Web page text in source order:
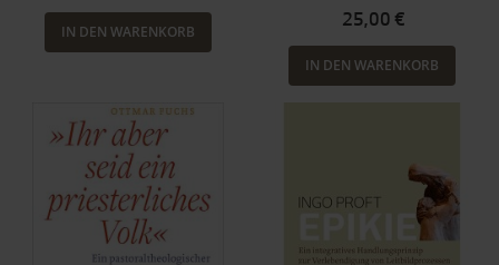
IN DEN WARENKORB
25,00 €
IN DEN WARENKORB